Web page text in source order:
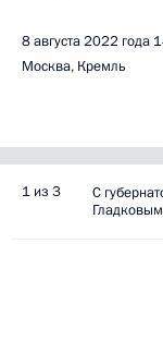
8 августа 2022 года
Москва, Кремль
1 из 3
С